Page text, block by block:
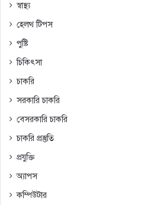
স্বাস্থ্য
হেলথ টিপস
পুষ্টি
চিকিৎসা
চাকরি
সরকারি চাকরি
বেসরকারি চাকরি
চাকরি প্রস্তুতি
প্রযুক্তি
অ্যাপস
কম্পিউটার